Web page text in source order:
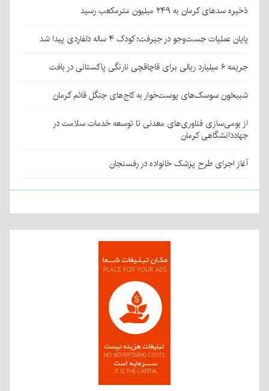
ذخیره سدهای کرمان به ۲۴۹ میلیون مترمکعب رسید
پایان عملیات جست‌وجو در جیرفت؛ کودک ۴ ساله دلفاردی پیدا شد
جریمه ۶ میلیارد ریالی برای قاچاقچی نارنگی پاکستانی در بافت
شبیخون سوسک‌های پوست‌خوار به کاج‌های جنگل قائم کرمان
از بومی‌سازی فناوری‌های معدنی تا توسعه خدمات سلامت در
جهاددانشگاهی کرمان
آغاز اجرای طرح پزشک خانواده در رفسنجان